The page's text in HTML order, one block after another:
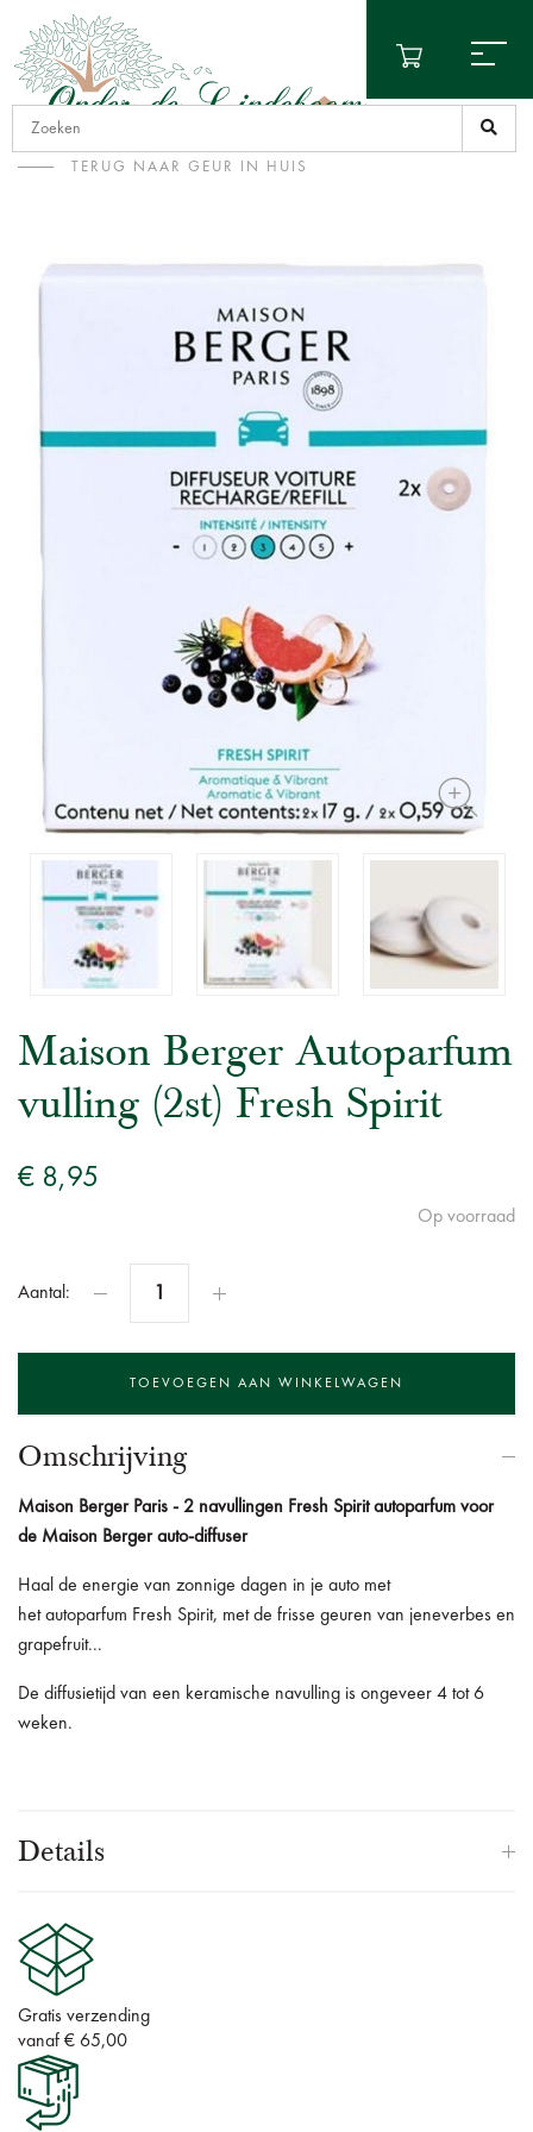
TERUG NAAR GEUR IN HUIS
Maison Berger Autoparfum
vulling (2st) Fresh Spirit
€ 8,95
Op voorraad
Aantal:
Omschrijving
Maison Berger Paris - 2 navullingen Fresh Spirit autoparfum voor
de Maison Berger auto-diffuser
Haal de energie van zonnige dagen in je auto met
het autoparfum Fresh Spirit, met de frisse geuren van jeneverbes en
grapefruit...
De diffusietijd van een keramische navulling is ongeveer 4 tot 6
weken.
Details
Gratis verzending
vanaf € 65,00